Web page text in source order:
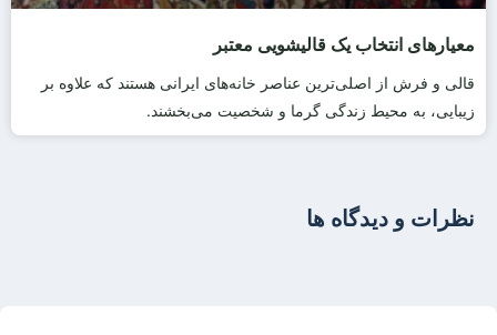
معیارهای انتخاب یک قالیشویی معتبر
قالی و فرش از اصلی‌ترین عناصر خانه‌های ایرانی هستند که علاوه بر
زیبایی، به محیط زندگی گرما و شخصیت می‌بخشند.
نظرات و دیدگاه ها